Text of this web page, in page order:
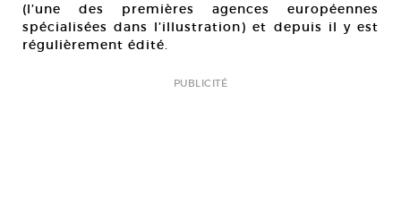
(l’une des premières agences européennes
spécialisées dans l’illustration) et depuis il y est
régulièrement édité.
PUBLICITÉ